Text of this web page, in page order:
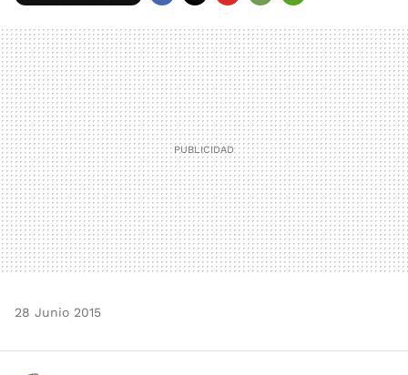
MAIL
28 Junio 2015